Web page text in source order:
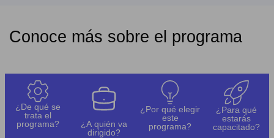
Conoce más sobre el programa
¿De qué se
trata el
programa?
¿A quién va
dirigido?
¿Por qué elegir
este
programa?
¿Para qué
estarás
capacitado?